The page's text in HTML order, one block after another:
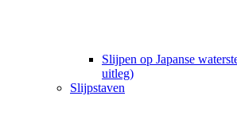
Slijpen op Japanse
uitleg)
Slijpstaven